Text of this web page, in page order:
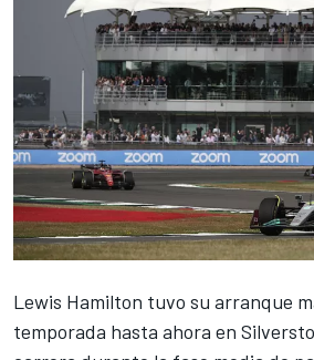
Lewis Hamilton tuvo su arranque
temporada hasta ahora en